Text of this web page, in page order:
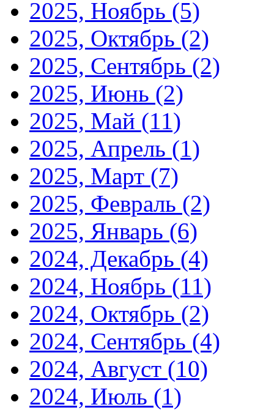
2025, Ноябрь (5)
2025, Октябрь (2)
2025, Сентябрь (2)
2025, Июнь (2)
2025, Май (11)
2025, Апрель (1)
2025, Март (7)
2025, Февраль (2)
2025, Январь (6)
2024, Декабрь (4)
2024, Ноябрь (11)
2024, Октябрь (2)
2024, Сентябрь (4)
2024, Август (10)
2024, Июль (1)